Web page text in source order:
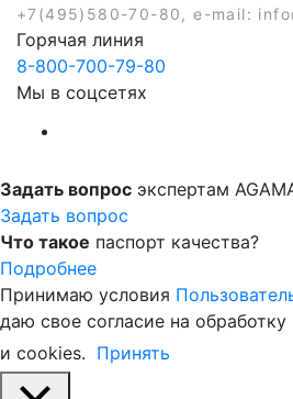
+7(495)580-70-80, e-mail:
Горячая линия
8-800-700-79-80
Мы в соцсетях
Задать вопрос экспертам
Задать вопрос
Что такое паспорт качества?
Подробнее
Принимаю условия
даю свое согласие на
и cookies. Принять